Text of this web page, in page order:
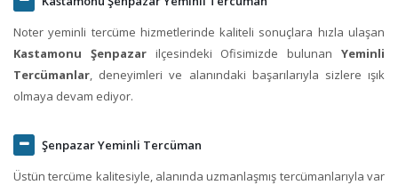
Noter yeminli tercüme hizmetlerinde kaliteli sonuçlara hızla ulaşan
Kastamonu Şenpazarilçesindeki Ofisimizde bulunanYeminli
Tercümanlar, deneyimleri ve alanındaki başarılarıyla sizlere ışık
olmaya devam ediyor.
Şenpazar Yeminli Tercüman
Üstün tercüme kalitesiyle, alanında uzmanlaşmış tercümanlarıyla var